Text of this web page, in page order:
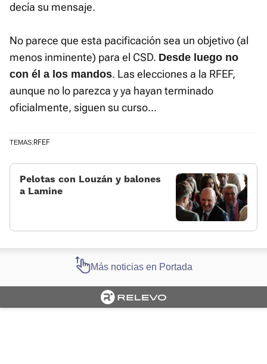
decía su mensaje.
No parece que esta pacificación sea un objetivo (al
menos inminente) para el CSD. Desde luego no
con él a los mandos. Las elecciones a la RFEF,
aunque no lo parezca y ya hayan terminado
oficialmente, siguen su curso...
TEMAS: RFEF
Pelotas con Louzán y balones
a Lamine
Más noticias en Portada